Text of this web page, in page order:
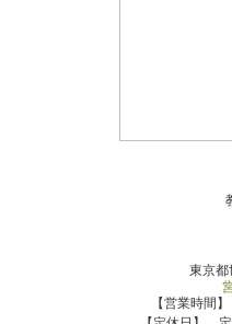
東京都
【営業時間